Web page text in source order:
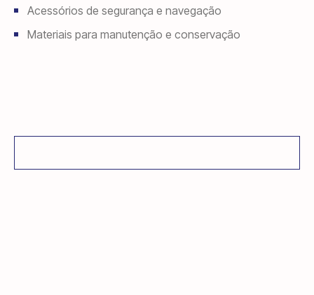
Acessórios de segurança e navegação
Materiais para manutenção e conservação